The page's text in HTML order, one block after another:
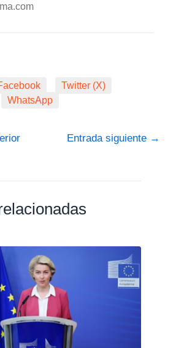
Twitter (X)
WhatsApp
Entrada siguiente →